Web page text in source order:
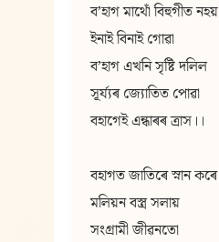
বʼহাগ মাথোঁ বিহুগীত নহয়
ইনাই বিনাই গোৱা
বʼহাগ এখনি সৃষ্টি দলিল
সূৰ্য্যৰ জ্যোতিত পোৱা
বহাগেই এন্ধাৰৰ ত্রাস।।
বহাগত জাতিৰে স্নান কৰে
মলিয়ন বস্ত্র সলায়
সংগ্রামী জীৱনতো